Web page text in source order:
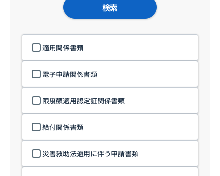
検索
適用関係書類
電子申請関係書類
限度額適用認定証関係書類
給付関係書類
災害救助法適用に伴う申請書類